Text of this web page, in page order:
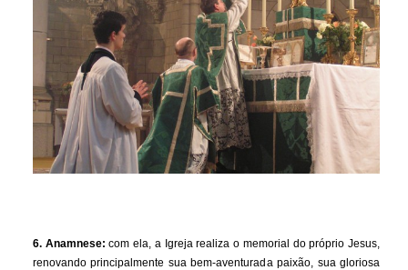
6. Anamnese: com ela, a Igreja realiza o memorial do próprio Jesus,
renovando principalmente sua bem-aventurada paixão, sua gloriosa